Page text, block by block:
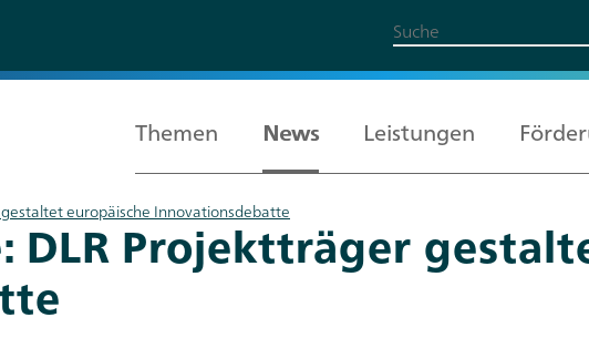
Themen
Alle Themen
News Leistungen
Leistungen
Förderung
Über uns
Karriere
europäische Innovationsdebatte
DLR Projektträger